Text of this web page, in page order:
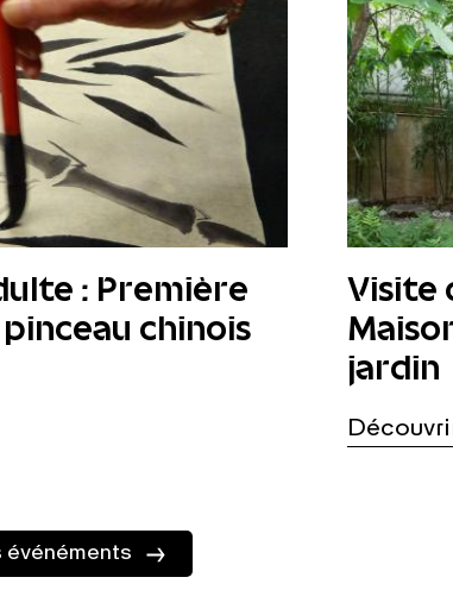
: Première
chinois
Visite
jardin
événéments